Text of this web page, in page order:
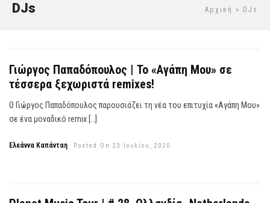
Αρχική » DJs
DJs
Γιώργος Παπαδόπουλος | Το «Αγάπη Μου» σε
τέσσερα ξεχωριστά remixes!
Ο Γιώργος Παπαδόπουλος παρουσιάζει τη νέα του επιτυχία «Αγάπη Μου»
σε ένα μοναδικό remix […]
Ελεάννα Καπάνταη Posted On 23 Ιουλίου, 2020